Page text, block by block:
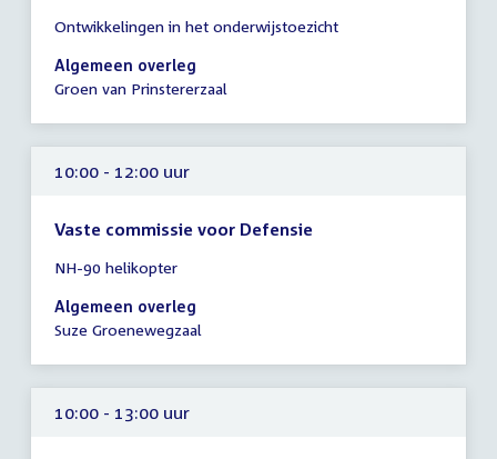
vergadering
10:00
-
uur
Ontwikkelingen in het onderwijstoezicht
Algemeen overleg
Groen van Prinstererzaal
10:00 - 12:00 uur
Vaste commissie voor Defensie
vergadering
10:00
-
uur
NH-90 helikopter
Algemeen overleg
Suze Groenewegzaal
10:00 - 13:00 uur